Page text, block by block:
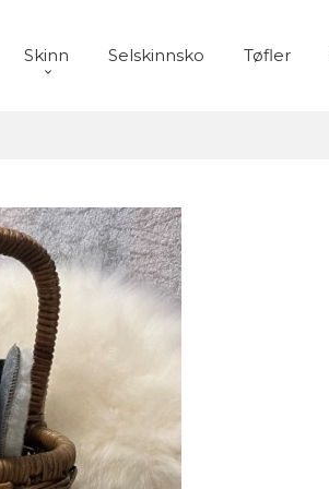
Skinn Selskinnsko Tøfler